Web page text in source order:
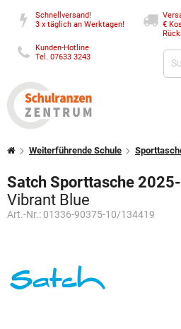
Schnellversand!
3 x täglich an Werktagen!
€
Kunden-Hotline
Tel. 07633 3243
Weiterführende Schule
Satch Sporttasche
Vibrant Blue
Art.-Nr.: 01336-90375-10/134419